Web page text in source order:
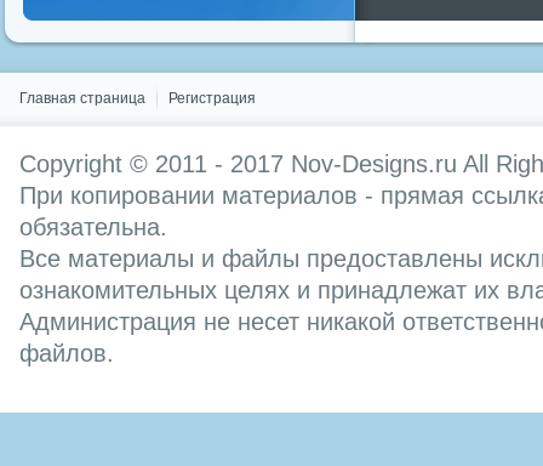
Главная страница Регистрация
Copyright © 2011 - 2017 Nov-Designs.ru All
При копировании материалов - прямая
обязательна.
Все материалы и файлы предоставлены
ознакомительных целях и принадлежат их
Администрация не несет никакой
файлов.